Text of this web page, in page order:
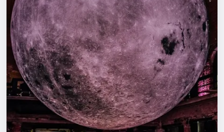
Спорт
События
Города
Площадки
Артисты